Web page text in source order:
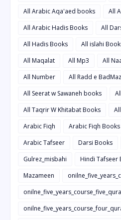
All Arabic Aqa'aed books
All
All Arabic Hadis Books
All
All Hadis Books
All islahi
All Maqalat
All Mp3
All
All Number
All Radd e
All Seerat w Sawaneh books
All Taqrir W Khitabat Books
Arabic Fiqh
Arabic Fiqh Books
Arabic Tafseer
Darsi Books
Gulrez_misbahi
Hindi Tafseer
Mazameen